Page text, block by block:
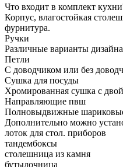
Что входит в комплект
Корпус, влагостойкая
фурнитура.
Ручки
Различные варианты
Петли
С доводчиком или без
Сушка для посуды
Хромированная сушка с
Направляющие пвш
Полновыдвижные
Дополнительно можно
лоток для стол. приборов
тандембоксы
столешница из камня
бутылочница